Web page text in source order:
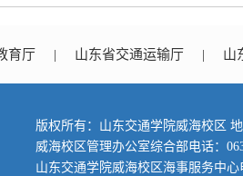
育厅 | 山东省交通运输厅 | 山
版权所有：山东交通学院威海校区
威海校区管理办公室综合部电话：
山东交通学院威海校区海事服务中心